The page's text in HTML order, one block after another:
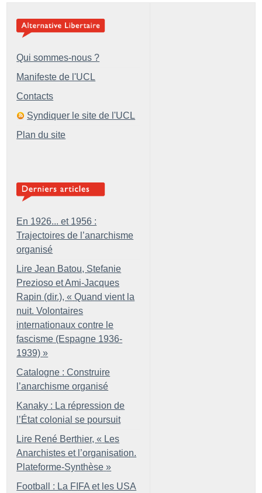
Qui sommes-nous ?
Manifeste de l'UCL
Contacts
Syndiquer le site de l'UCL
Plan du site
En 1926... et 1956 :
Trajectoires de l’anarchisme
organisé
Lire Jean Batou, Stefanie
Prezioso et Ami-Jacques
Rapin (dir.), « Quand vient la
nuit. Volontaires
internationaux contre le
fascisme (Espagne 1936-
1939) »
Catalogne : Construire
l’anarchisme organisé
Kanaky : La répression de
l’État colonial se poursuit
Lire René Berthier, « Les
Anarchistes et l’organisation.
Plateforme-Synthèse »
Football : La FIFA et les USA